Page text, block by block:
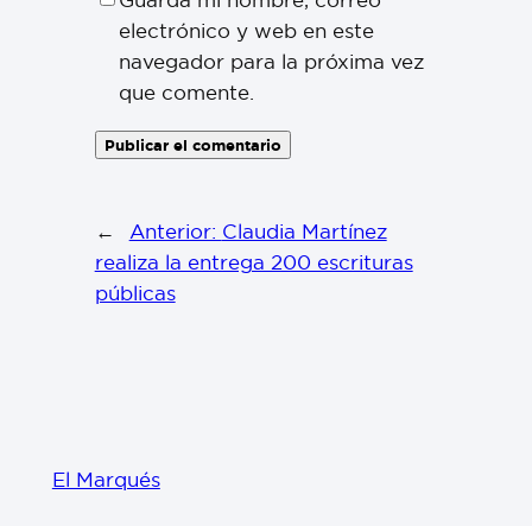
electrónico y web en este
navegador para la próxima vez
que comente.
← Anterior: Claudia Martínez
realiza la entrega 200 escrituras
públicas
El Marqués